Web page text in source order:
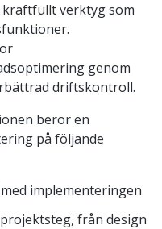
kraftfullt verktyg som
genom
driftskontroll.
beror en
på följande
implementeringen
från design